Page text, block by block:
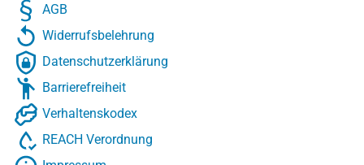
AGB
Widerrufsbelehrung
Datenschutzerklärung
Barrierefreiheit
Verhaltenskodex
REACH Verordnung